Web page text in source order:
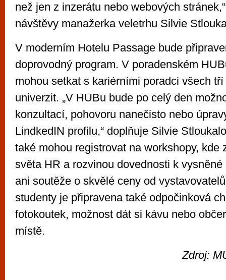
než jen z inzerátu nebo webových
návštěvy manažerka veletrhu Silvie
V moderním Hotelu Passage bude
doprovodný program. V poradenském
mohou setkat s kariérními poradci všech
univerzit. „V HUBu bude po celý den
konzultací, pohovoru nanečisto nebo
LindkedIN profilu,“ doplňuje Silvie
také mohou registrovat na workshopy, kde
světa HR a rozvinou dovednosti k
ani soutěže o skvělé ceny od
studenty je připravena také odpočinková
fotokoutek, možnost dát si kávu nebo
místě.
Zdroj: